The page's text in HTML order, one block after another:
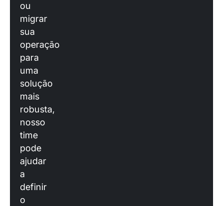
ou
migrar
sua
operação
para
uma
solução
mais
robusta,
nosso
time
pode
ajudar
a
definir
o